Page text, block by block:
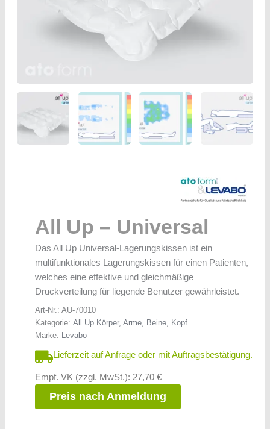
All Up – Universal
Das All Up Universal-Lagerungskissen ist ein
multifunktionales Lagerungskissen für einen Patienten,
welches eine effektive und gleichmäßige
Druckverteilung für liegende Benutzer gewährleistet.
Art-Nr.: AU-70010
Kategorie: All Up Körper, Arme, Beine, Kopf
Marke: Levabo
Lieferzeit auf Anfrage oder mit Auftragsbestätigung.
Empf. VK (zzgl. MwSt.): 27,70 €
Preis nach Anmeldung